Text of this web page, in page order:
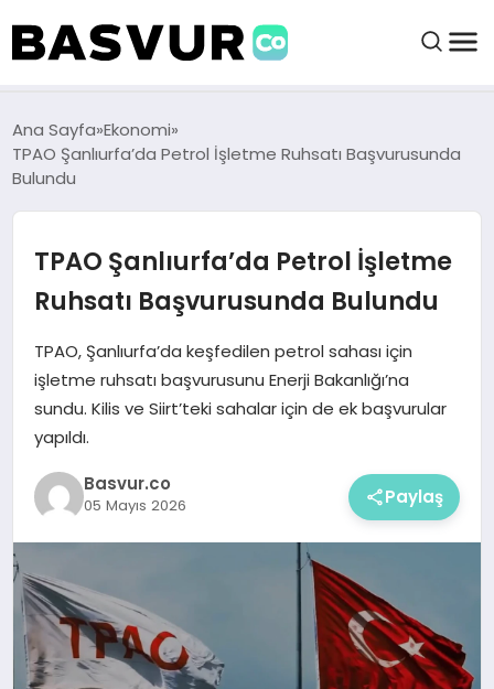
BAŞVURULAR
BAYILIKLER
HABERLER
KRIPTO HABER
Ana Sayfa Ekonomi
TPAO Şanlıurfa’da Petrol İşletme Ruhsatı Başvurusunda
Bulundu
TPAO Şanlıurfa’da Petrol İşletme
Ruhsatı Başvurusunda Bulundu
TPAO, Şanlıurfa’da keşfedilen petrol sahası için
işletme ruhsatı başvurusunu Enerji Bakanlığı’na
sundu. Kilis ve Siirt’teki sahalar için de ek başvurular
yapıldı.
Basvur.co
05 Mayıs 2026 Paylaş